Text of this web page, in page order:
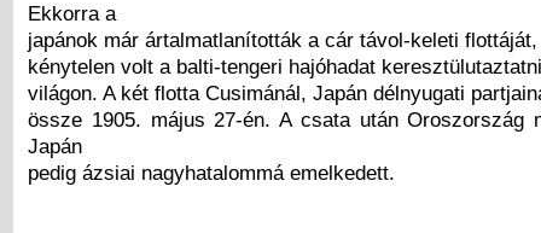
Ekkorra a
japánok már ártalmatlanították a cár távol-keleti
kénytelen volt a balti-tengeri hajóhadat
világon. A két flotta Cusimánál, Japán délnyugati
össze 1905. május 27-én. A csata után Oroszország
Japán
pedig ázsiai nagyhatalommá emelkedett.